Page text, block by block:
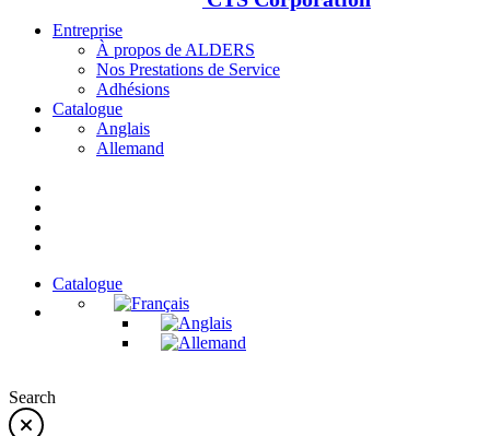
Entreprise
À propos de ALDERS
Nos Prestations de Service
Adhésions
Catalogue
Anglais
Allemand
Catalogue
Search